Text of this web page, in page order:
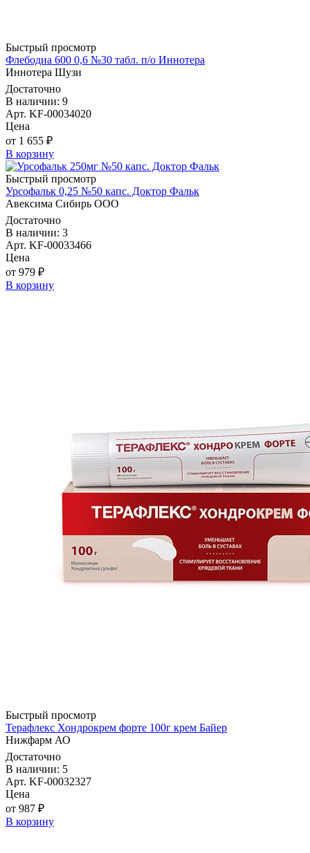
Быстрый просмотр
Флебодиа 600 0,6 №30 табл. п/о Иннотера
Иннотера Шузи
Достаточно
В наличии: 9
Арт. KF-00034020
Цена
от 1 655 ₽
В корзину
Быстрый просмотр
Урсофальк 0,25 №50 капс. Доктор Фальк
Авексима Сибирь ООО
Достаточно
В наличии: 3
Арт. KF-00033466
Цена
от 979 ₽
В корзину
Быстрый просмотр
Терафлекс Хондрокрем форте 100г крем Байер
Нижфарм АО
Достаточно
В наличии: 5
Арт. KF-00032327
Цена
от 987 ₽
В корзину